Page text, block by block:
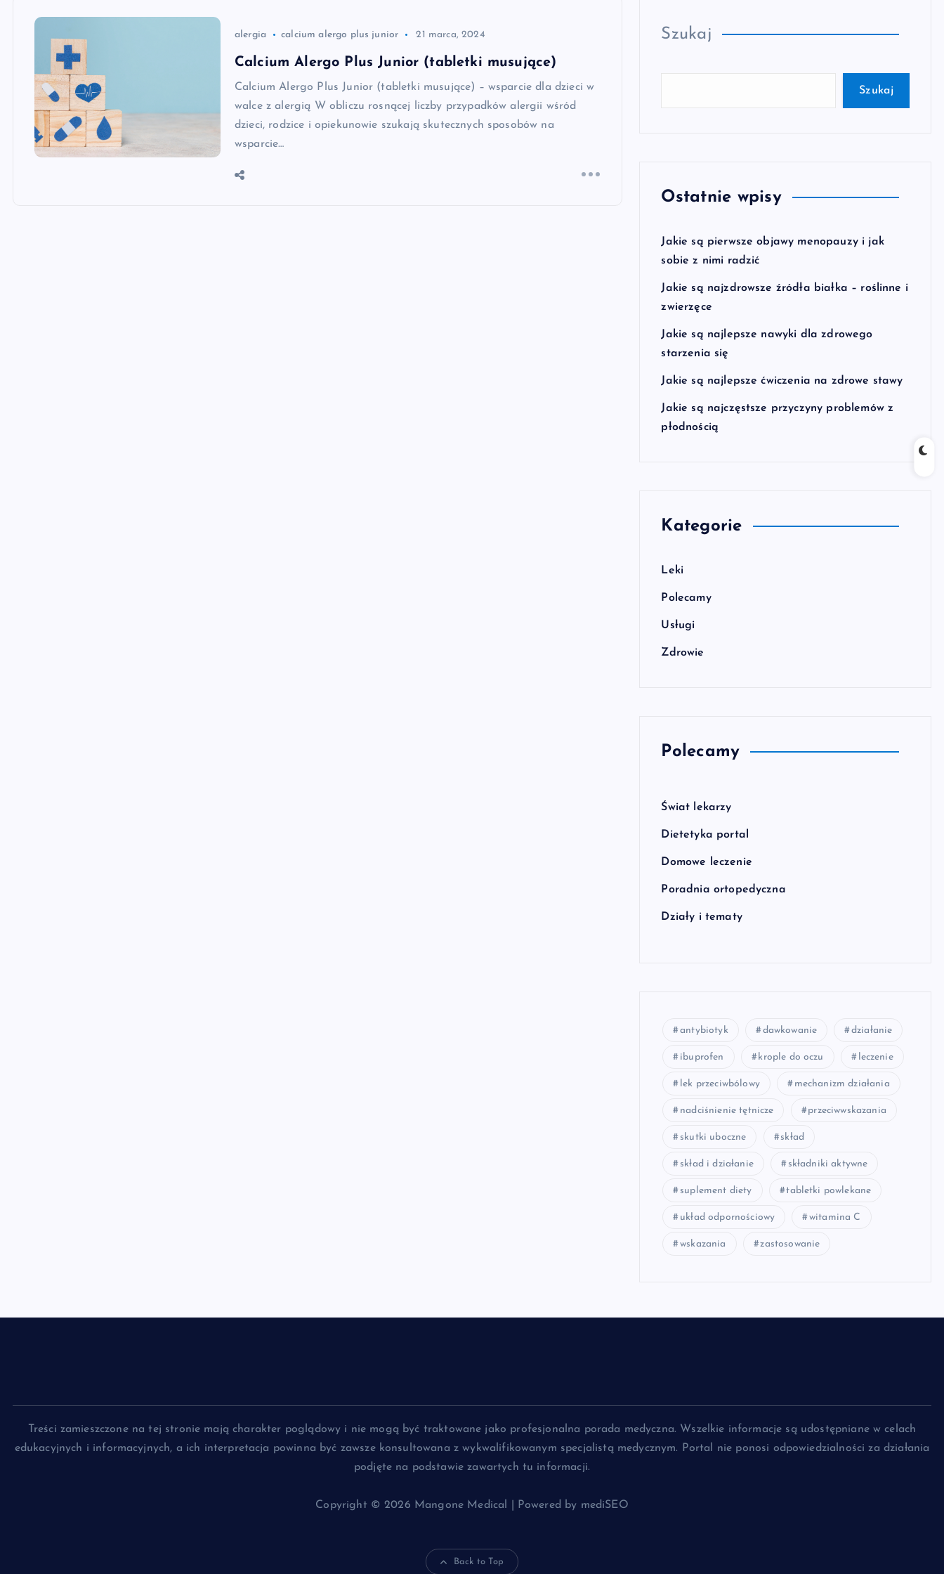
alergia calcium alergo plus junior 21 marca, 2024
Calcium Alergo Plus Junior (tabletki musujące)
Calcium Alergo Plus Junior (tabletki musujące) – wsparcie dla dzieci w
walce z alergią W obliczu rosnącej liczby przypadków alergii wśród
dzieci, rodzice i opiekunowie szukają skutecznych sposobów na
wsparcie…
Szukaj
Szukaj
Ostatnie wpisy
Jakie są pierwsze objawy menopauzy i jak
sobie z nimi radzić
Jakie są najzdrowsze źródła białka – roślinne i
zwierzęce
Jakie są najlepsze nawyki dla zdrowego
starzenia się
Jakie są najlepsze ćwiczenia na zdrowe stawy
Jakie są najczęstsze przyczyny problemów z
płodnością
Kategorie
Leki
Polecamy
Usługi
Zdrowie
Polecamy
Świat lekarzy
Dietetyka portal
Domowe leczenie
Poradnia ortopedyczna
Działy i tematy
antybiotyk dawkowanie działanie
ibuprofen krople do oczu leczenie
lek przeciwbólowy mechanizm działania
nadciśnienie tętnicze przeciwwskazania
skutki uboczne skład
skład i działanie składniki aktywne
suplement diety tabletki powlekane
układ odpornościowy witamina C
wskazania zastosowanie
Treści zamieszczone na tej stronie mają charakter poglądowy i nie mogą być traktowane jako profesjonalna porada medyczna. Wszelkie informacje są udostępniane w celach
edukacyjnych i informacyjnych, a ich interpretacja powinna być zawsze konsultowana z wykwalifikowanym specjalistą medycznym. Portal nie ponosi odpowiedzialności za działania
podjęte na podstawie zawartych tu informacji.
Copyright © 2026 Mangone Medical | Powered by mediSEO
Back to Top